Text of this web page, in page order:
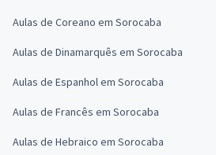
Aulas de Coreano em Sorocaba
Aulas de Dinamarquês em Sorocaba
Aulas de Espanhol em Sorocaba
Aulas de Francês em Sorocaba
Aulas de Hebraico em Sorocaba